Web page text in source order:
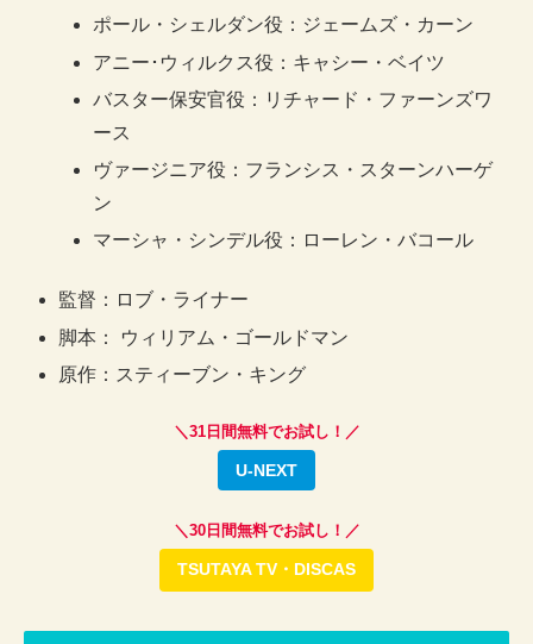
ポール・シェルダン役：ジェームズ・カーン
アニー･ウィルクス役：キャシー・ベイツ
バスター保安官役：リチャード・ファーンズワ
ース
ヴァージニア役：フランシス・スターンハーゲ
ン
マーシャ・シンデル役：ローレン・バコール
監督：ロブ・ライナー
脚本： ウィリアム・ゴールドマン
原作：スティーブン・キング
＼31日間無料でお試し！／
U-NEXT
＼30日間無料でお試し！／
TSUTAYA TV・DISCAS